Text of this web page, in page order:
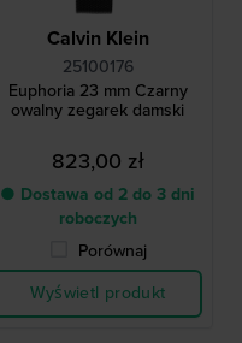
Calvin Klein
25100176
Euphoria 23 mm Czarny
owalny zegarek damski
823,00 zł
● Dostawa od 2 do 3 dni
roboczych
Porównaj
Wyświetl produkt